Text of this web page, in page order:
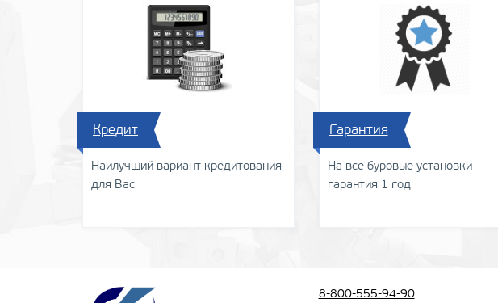
Кредит
Наилучший вариант кредитования
для Вас
Гарантия
На все буровые установки
гарантия 1 год
8-800-555-94-90